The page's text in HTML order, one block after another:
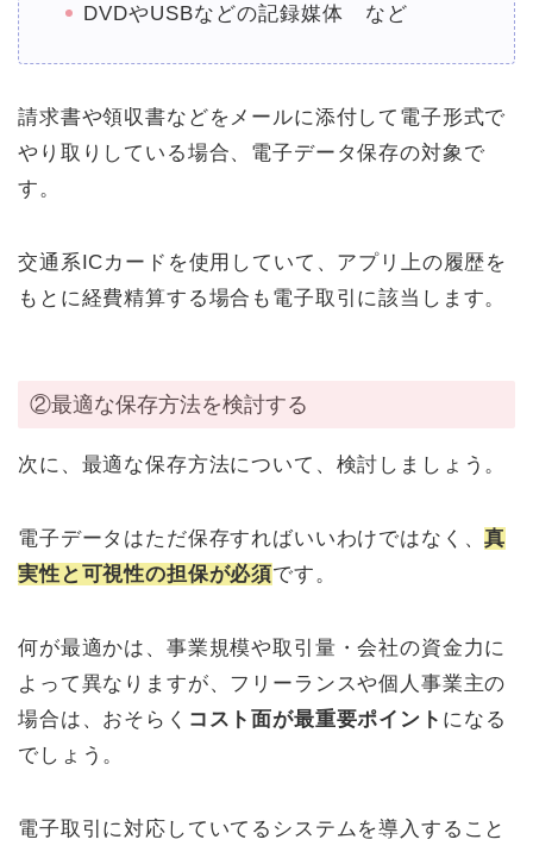
DVDやUSBなどの記録媒体 など
請求書や領収書などをメールに添付して電子形式で
やり取りしている場合、電子データ保存の対象で
す。
交通系ICカードを使用していて、アプリ上の履歴を
もとに経費精算する場合も電子取引に該当します。
②最適な保存方法を検討する
次に、最適な保存方法について、検討しましょう。
電子データはただ保存すればいいわけではなく、真
実性と可視性の担保が必須です。
何が最適かは、事業規模や取引量・会社の資金力に
よって異なりますが、フリーランスや個人事業主の
場合は、おそらく コスト面が最重要ポイント になる
でしょう。
電子取引に対応していてるシステムを導入すること